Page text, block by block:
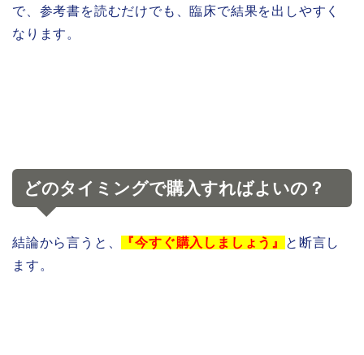
で、参考書を読むだけでも、臨床で結果を出しやすく
なります。
どのタイミングで購入すればよいの？
結論から言うと、 『今すぐ購入しましょう』
と断言し
ます。